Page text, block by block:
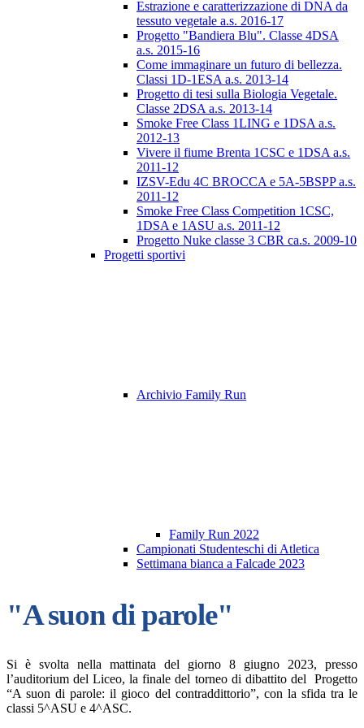
Estrazione e caratterizzazione di DNA da
tessuto vegetale a.s. 2016-17
Progetto "Bandiera Blu". Classe 4DSA
a.s. 2015-16
Come immaginare un futuro di bellezza.
Classi 1D-1ESA a.s. 2013-14
Progetto di tesi sulla Biologia Vegetale.
Classe 2DSA a.s. 2013-14
Smoke Free Class 1LING e 1DSA a.s.
2012-13
Vivere il fiume Brenta 1CSC e 1DSA a.s.
2011-12
IZSV-Edu 4C BROCCA e 5A-5BSPP a.s.
2011-12
Smoke Free Class Competition 1CSC,
1DSA e 1ASU a.s. 2011-12
Progetto Nuke classe 3 CBR ca.s. 2009-10
Progetti sportivi
Archivio Family Run
Family Run 2022
Campionati Studenteschi di Atletica
Settimana bianca a Falcade 2023
"A suon di parole"
Si è svolta nella mattinata del giorno 8 giugno 2023, presso
l’auditorium del Liceo, la finale del torneo di dibattito del Progetto
“A suon di parole: il gioco del contraddittorio”, con la sfida tra le
classi 5^ASU e 4^ASC.